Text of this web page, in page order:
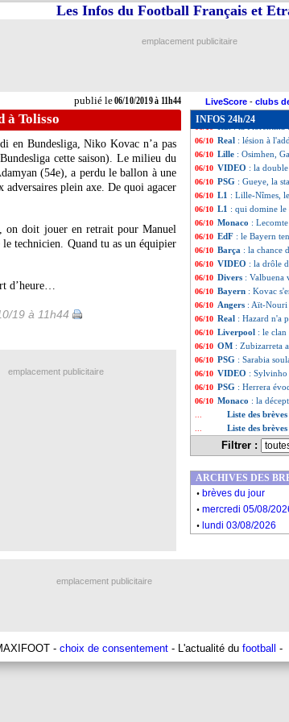
publié le06/10/2019 à 11h44
Les Infos du Football Français et
emplacement publicitaire
LiveScore - clubs
à Tolisso
en Bundesliga, Niko Kovac n’a pas
cette saison). Le milieu du
(54e), a perdu le ballon à une
adversaires plein axe. De quoi agacer
on doit jouer en retrait pour Manuel
technicien. Quand tu as un équipier
d’heure…
19 à 11h44
INFOS 24h/24
06/10 Nîmes: un "très
06/10 L1: Lille 2-2
06/10 Ang.
06/10 Man City: Mendy
06/10 PHOTO:
: la
06/10 Real : lésion à
06/10 Lille : Osimhen,
06/10 VIDEO : la
06/10 PSG : Gueye, la
06/10 L1 : Lille-Nîmes,
06/10 L1 : qui domine le
06/10 Monaco :
06/10 EdF : le Bayern
06/10 Barça : la chance
06/10 VIDEO : la drôle
06/10 Divers : Valbuena
06/10 Bayern : Kovac
06/10 Angers : Aït-Nouri
06/10 Real : Hazard n'a
06/10 Liverpool : le clan
06/10 OM : Zubizarreta
06/10 PSG : Sarabia
06/10 VIDEO :
06/10 PSG : Herrera
06/10 Monaco : la
Liste des
Liste des
Filtrer :
emplacement publicitaire
ARCHIVES DES
. brèves du jour
. mercredi 05/08/
. lundi 03/08/2026
emplacement publicitaire
- choix de consentement - L'actualité du football -